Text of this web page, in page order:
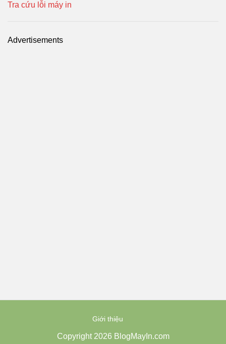
Tra cứu lỗi máy in
Advertisements
Giới thiệu
Copyright 2026 BlogMayIn.com